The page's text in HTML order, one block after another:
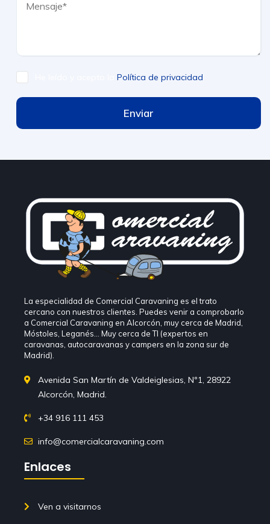
Política de privacidad
Enviar
La especialidad de Comercial Caravaning es el trato
cercano con nuestros clientes. Puedes venir a comprobarlo
a Comercial Caravaning en Alcorcón, muy cerca de Madrid,
Móstoles, Leganés… Muy cerca de TI (expertos en
caravanas, autocaravanas y campers en la zona sur de
Madrid).
Avenida San Martín de Valdeiglesias, Nº1, 28922
Alcorcón, Madrid.
+34 916 111 453
info@comercialcaravaning.com
Enlaces
Ven a visitarnos